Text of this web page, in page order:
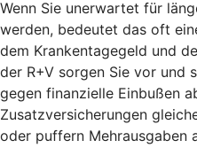
Wenn Sie unerwartet für
werden, bedeutet das oft
dem Krankentagegeld und
der R+V sorgen Sie vor und
gegen finanzielle Einbußen
Zusatzversicherungen
oder puffern Mehrausgaben